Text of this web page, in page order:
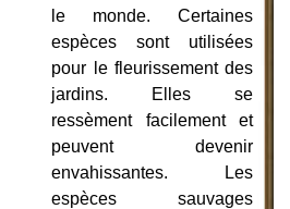
le monde. Certaines
espèces sont utilisées
pour le fleurissement des
jardins. Elles se
ressèment facilement et
peuvent devenir
envahissantes. Les
espèces sauvages